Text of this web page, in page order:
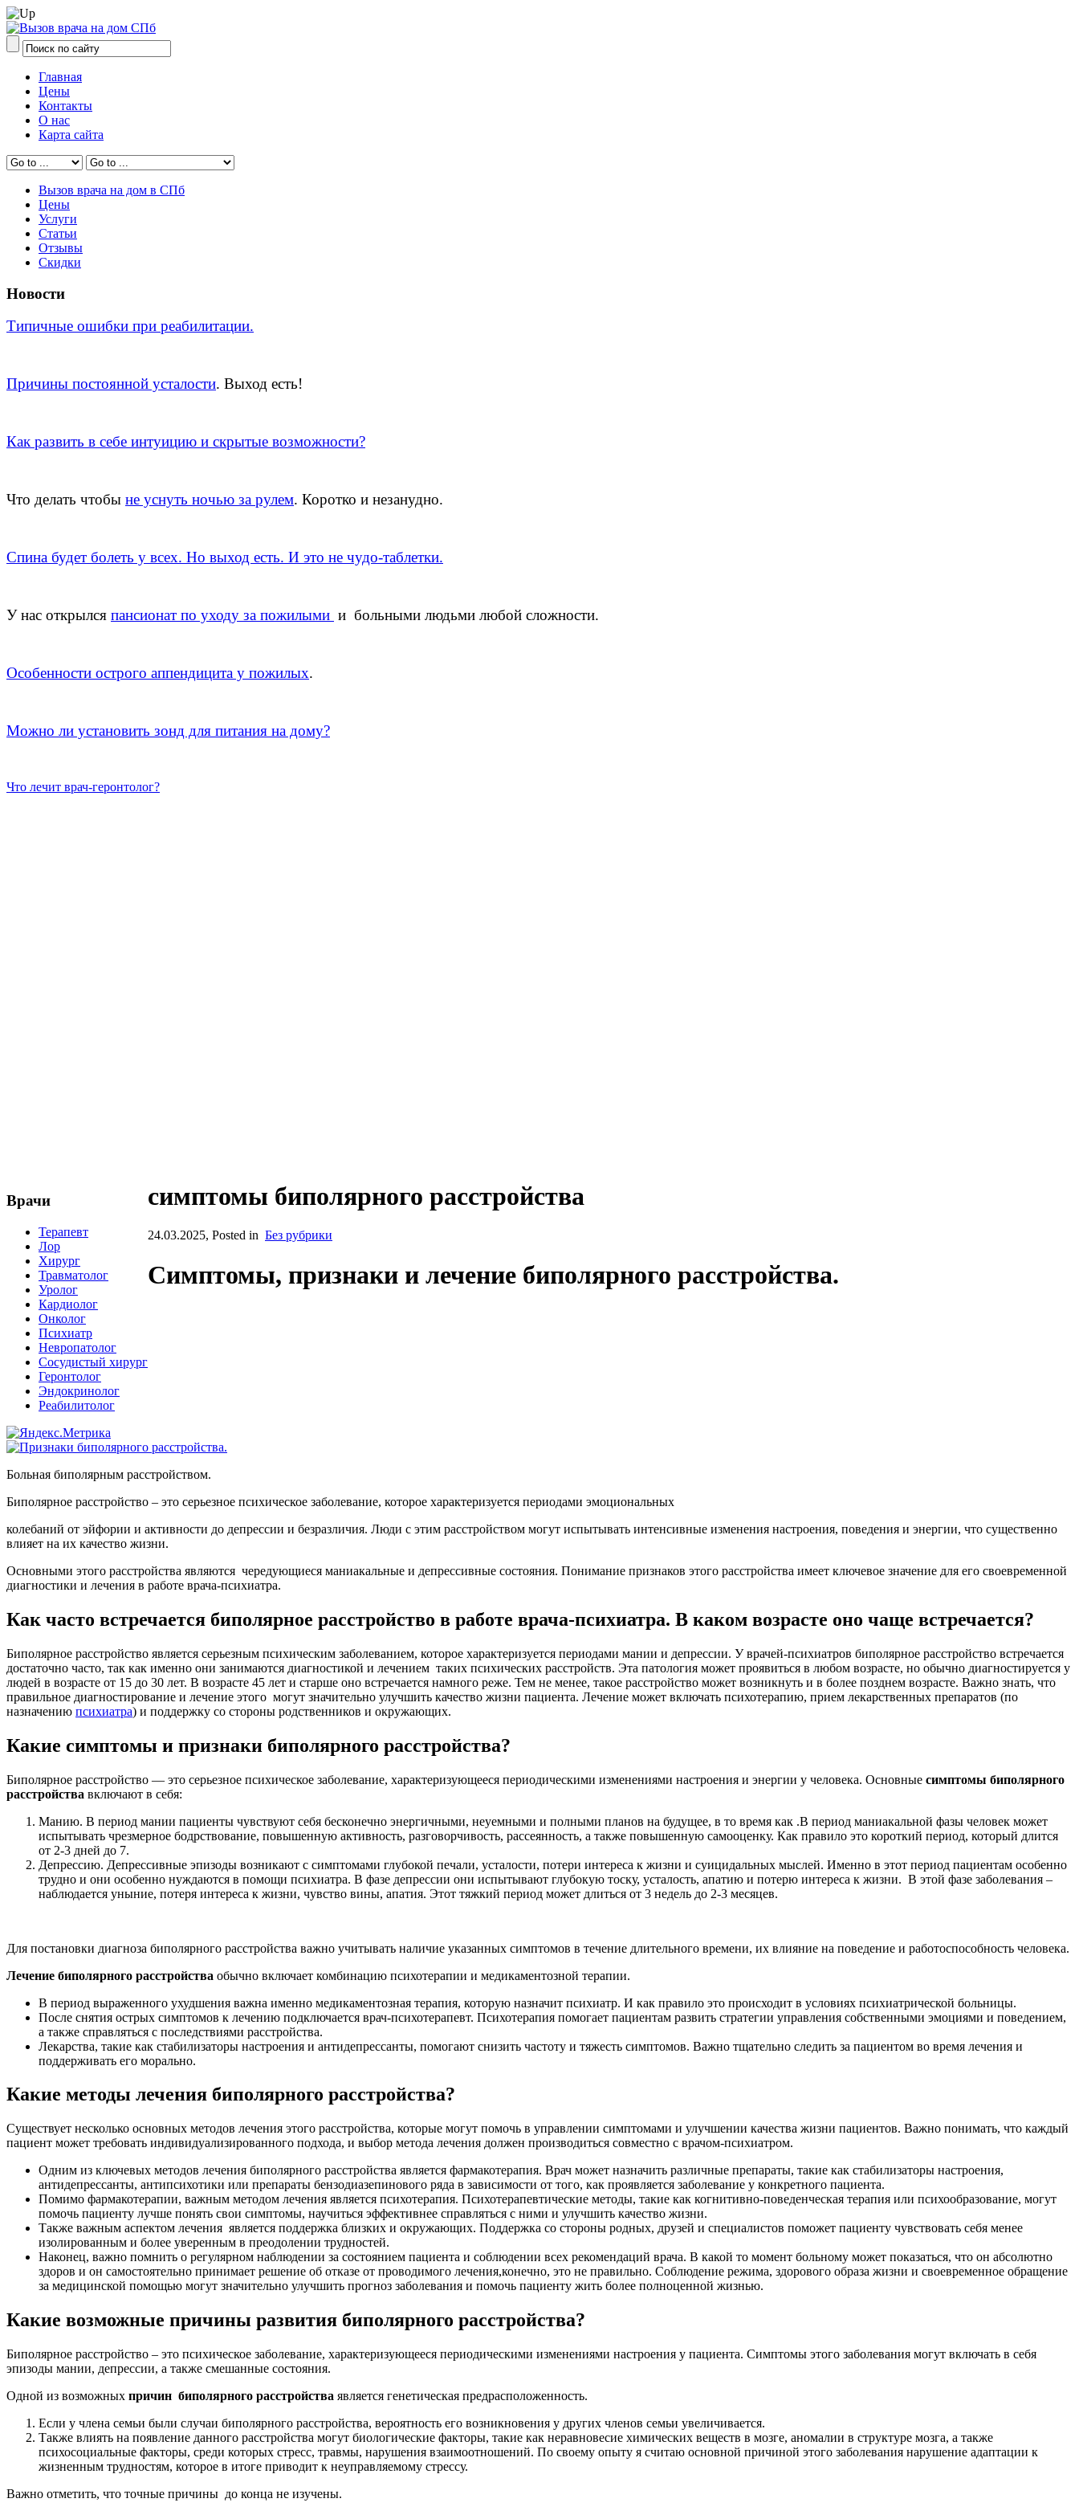
Главная
Цены
Контакты
О нас
Карта сайта
Вызов врача на дом в СПб
Цены
Услуги
Статьи
Отзывы
Скидки
Новости
Типичные ошибки при реабилитации.
Причины постоянной усталости. Выход есть!
Как развить в себе интуицию и скрытые возможности?
Что делать чтобы не уснуть ночью за рулем. Коротко и незанудно.
Спина будет болеть у всех. Но выход есть. И это не чудо-таблетки.
У нас открылся пансионат по уходу за пожилыми и больными людьми любой сложности.
Особенности острого аппендицита у пожилых.
Можно ли установить зонд для питания на дому?
Что лечит врач-геронтолог?
Врачи
Терапевт
Лор
Хирург
Травматолог
Уролог
Кардиолог
Онколог
Психиатр
Невропатолог
Сосудистый хирург
Геронтолог
Эндокринолог
Реабилитолог
симптомы биполярного расстройства
24.03.2025, Posted in Без рубрики
Симптомы, признаки и лечение биполярного расстройства.
Больная биполярным расстройством.
Биполярное расстройство – это серьезное психическое заболевание, которое характеризуется периодами эмоциональных
колебаний от эйфории и активности до депрессии и безразличия. Люди с этим расстройством могут испытывать интенсивные изменения настроения, поведения и энергии, что существенно
влияет на их качество жизни.
Основными этого расстройства являются чередующиеся маниакальные и депрессивные состояния. Понимание признаков этого расстройства имеет ключевое значение для его своевременной
диагностики и лечения в работе врача-психиатра.
Как часто встречается биполярное расстройство в работе врача-психиатра. В каком возрасте оно чаще встречается?
Биполярное расстройство является серьезным психическим заболеванием, которое характеризуется периодами мании и депрессии. У врачей-психиатров биполярное расстройство встречается
достаточно часто, так как именно они занимаются диагностикой и лечением таких психических расстройств. Эта патология может проявиться в любом возрасте, но обычно диагностируется у
людей в возрасте от 15 до 30 лет. В возрасте 45 лет и старше оно встречается намного реже. Тем не менее, такое расстройство может возникнуть и в более позднем возрасте. Важно знать, что
правильное диагностирование и лечение этого могут значительно улучшить качество жизни пациента. Лечение может включать психотерапию, прием лекарственных препаратов (по
назначению психиатра) и поддержку со стороны родственников и окружающих.
Какие симптомы и признаки биполярного расстройства?
Биполярное расстройство — это серьезное психическое заболевание, характеризующееся периодическими изменениями настроения и энергии у человека. Основные симптомы биполярного
расстройства включают в себя:
Манию. В период мании пациенты чувствуют себя бесконечно энергичными, неуемными и полными планов на будущее, в то время как .В период маниакальной фазы человек может
испытывать чрезмерное бодрствование, повышенную активность, разговорчивость, рассеянность, а также повышенную самооценку. Как правило это короткий период, который длится
от 2-3 дней до 7.
Депрессию. Депрессивные эпизоды возникают с симптомами глубокой печали, усталости, потери интереса к жизни и суицидальных мыслей. Именно в этот период пациентам особенно
трудно и они особенно нуждаются в помощи психиатра. В фазе депрессии они испытывают глубокую тоску, усталость, апатию и потерю интереса к жизни. В этой фазе заболевания –
наблюдается уныние, потеря интереса к жизни, чувство вины, апатия. Этот тяжкий период может длиться от 3 недель до 2-3 месяцев.
Для постановки диагноза биполярного расстройства важно учитывать наличие указанных симптомов в течение длительного времени, их влияние на поведение и работоспособность человека.
Лечение биполярного расстройства обычно включает комбинацию психотерапии и медикаментозной терапии.
В период выраженного ухудшения важна именно медикаментозная терапия, которую назначит психиатр. И как правило это происходит в условиях психиатрической больницы.
После снятия острых симптомов к лечению подключается врач-психотерапевт. Психотерапия помогает пациентам развить стратегии управления собственными эмоциями и поведением,
а также справляться с последствиями расстройства.
Лекарства, такие как стабилизаторы настроения и антидепрессанты, помогают снизить частоту и тяжесть симптомов. Важно тщательно следить за пациентом во время лечения и
поддерживать его морально.
Какие методы лечения биполярного расстройства?
Существует несколько основных методов лечения этого расстройства, которые могут помочь в управлении симптомами и улучшении качества жизни пациентов. Важно понимать, что каждый
пациент может требовать индивидуализированного подхода, и выбор метода лечения должен производиться совместно с врачом-психиатром.
Одним из ключевых методов лечения биполярного расстройства является фармакотерапия. Врач может назначить различные препараты, такие как стабилизаторы настроения,
антидепрессанты, антипсихотики или препараты бензодиазепинового ряда в зависимости от того, как проявляется заболевание у конкретного пациента.
Помимо фармакотерапии, важным методом лечения является психотерапия. Психотерапевтические методы, такие как когнитивно-поведенческая терапия или психообразование, могут
помочь пациенту лучше понять свои симптомы, научиться эффективнее справляться с ними и улучшить качество жизни.
Также важным аспектом лечения является поддержка близких и окружающих. Поддержка со стороны родных, друзей и специалистов поможет пациенту чувствовать себя менее
изолированным и более уверенным в преодолении трудностей.
Наконец, важно помнить о регулярном наблюдении за состоянием пациента и соблюдении всех рекомендаций врача. В какой то момент больному может показаться, что он абсолютно
здоров и он самостоятельно принимает решение об отказе от проводимого лечения,конечно, это не правильно. Соблюдение режима, здорового образа жизни и своевременное обращение
за медицинской помощью могут значительно улучшить прогноз заболевания и помочь пациенту жить более полноценной жизнью.
Какие возможные причины развития биполярного расстройства?
Биполярное расстройство – это психическое заболевание, характеризующееся периодическими изменениями настроения у пациента. Симптомы этого заболевания могут включать в себя
эпизоды мании, депрессии, а также смешанные состояния.
Одной из возможных причин биполярного расстройства является генетическая предрасположенность.
Если у члена семьи были случаи биполярного расстройства, вероятность его возникновения у других членов семьи увеличивается.
Также влиять на появление данного расстройства могут биологические факторы, такие как неравновесие химических веществ в мозге, аномалии в структуре мозга, а также
психосоциальные факторы, среди которых стресс, травмы, нарушения взаимоотношений. По своему опыту я считаю основной причиной этого заболевания нарушение адаптации к
жизненным трудностям, которое в итоге приводит к неуправляемому стрессу.
Важно отметить, что точные причины до конца не изучены.